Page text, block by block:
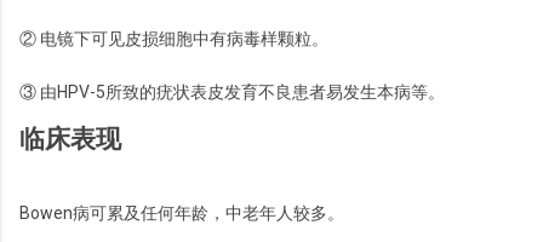
② 电镜下可见皮损细胞中有病毒样颗粒。
③ 由HPV-5所致的疣状表皮发育不良患者易发生本病等。
临床表现
Bowen病可累及任何年龄，中老年人较多。